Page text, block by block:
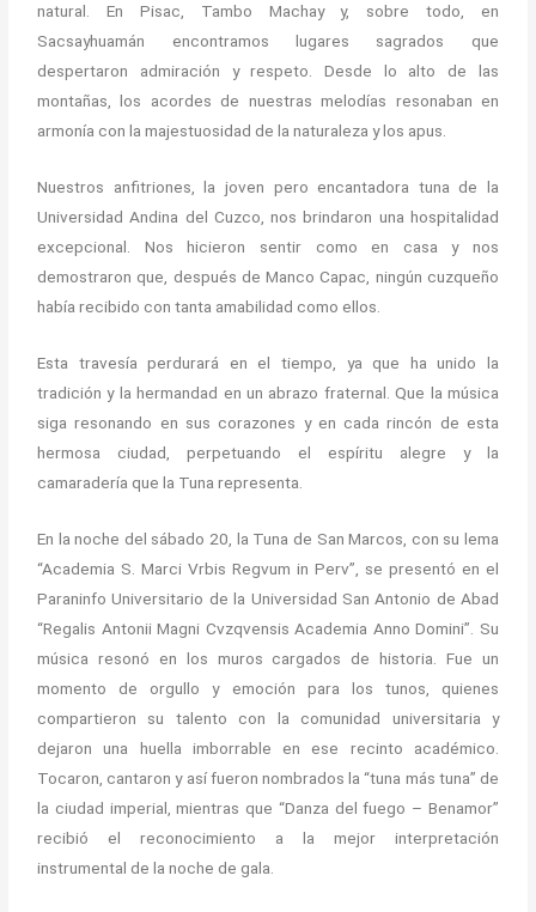
natural. En Pisac, Tambo Machay y, sobre todo, en
Sacsayhuamán encontramos lugares sagrados que
despertaron admiración y respeto. Desde lo alto de las
montañas, los acordes de nuestras melodías resonaban en
armonía con la majestuosidad de la naturaleza y los apus.
Nuestros anfitriones, la joven pero encantadora tuna de la
Universidad Andina del Cuzco, nos brindaron una hospitalidad
excepcional. Nos hicieron sentir como en casa y nos
demostraron que, después de Manco Capac, ningún cuzqueño
había recibido con tanta amabilidad como ellos.
Esta travesía perdurará en el tiempo, ya que ha unido la
tradición y la hermandad en un abrazo fraternal. Que la música
siga resonando en sus corazones y en cada rincón de esta
hermosa ciudad, perpetuando el espíritu alegre y la
camaradería que la Tuna representa.
En la noche del sábado 20, la Tuna de San Marcos, con su lema
“Academia S. Marci Vrbis Regvum in Perv”, se presentó en el
Paraninfo Universitario de la Universidad San Antonio de Abad
“Regalis Antonii Magni Cvzqvensis Academia Anno Domini”. Su
música resonó en los muros cargados de historia. Fue un
momento de orgullo y emoción para los tunos, quienes
compartieron su talento con la comunidad universitaria y
dejaron una huella imborrable en ese recinto académico.
Tocaron, cantaron y así fueron nombrados la “tuna más tuna” de
la ciudad imperial, mientras que “Danza del fuego – Benamor”
recibió el reconocimiento a la mejor interpretación
instrumental de la noche de gala.